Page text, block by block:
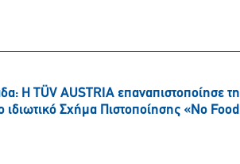
Η TÜV AUSTRIA επαναπιστοποίησε τη
Σχήμα Πιστοποίησης «No Food